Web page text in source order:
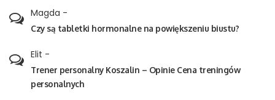
Magda -
Czy są tabletki hormonalne na powiększeniu biustu?
Elit -
Trener personalny Koszalin – Opinie Cena treningów
personalnych